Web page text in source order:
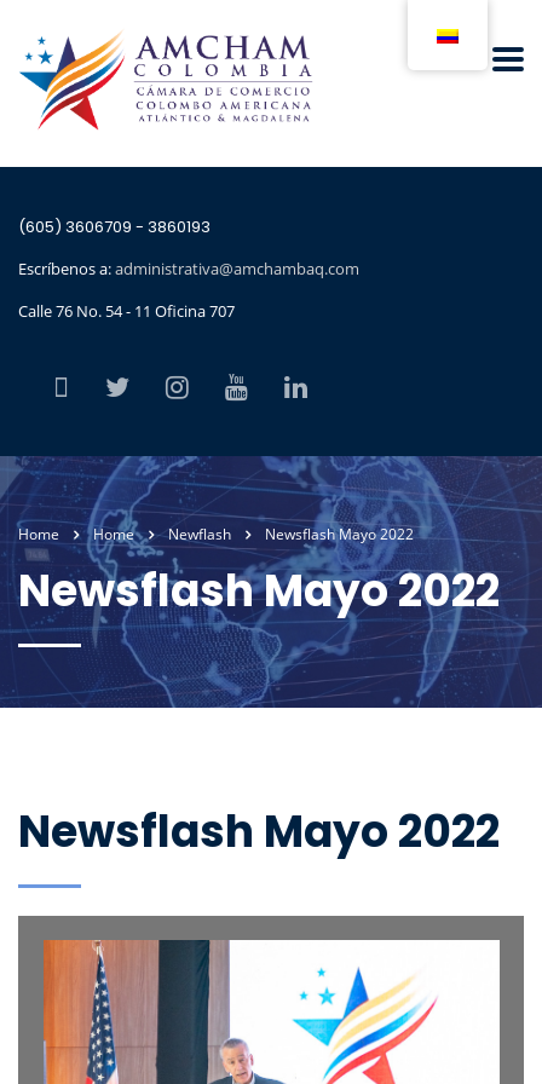
(605) 3606709 - 3860193
Escríbenos a:administrativa@amchambaq.com
Calle 76 No. 54 - 11 Oficina 707
Home Home Newflash Newsflash Mayo 2022
Newsflash Mayo 2022
Newsflash Mayo 2022